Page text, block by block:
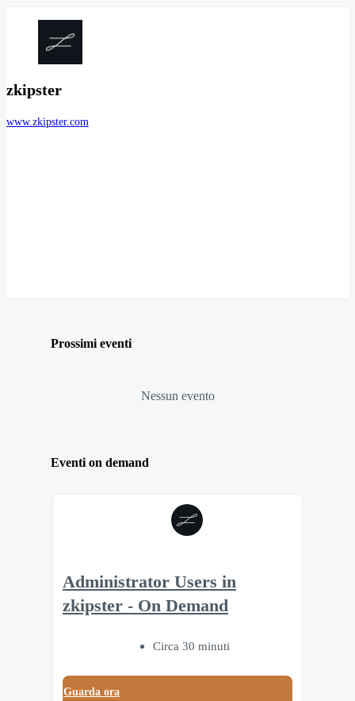
zkipster
www.zkipster.com
Prossimi eventi
Nessun evento
Eventi on demand
Administrator Users in
zkipster - On Demand
Circa 30 minuti
Guarda ora